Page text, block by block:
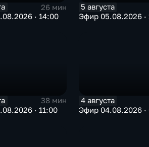
26 мин
· 14:00
5 августа
Эфир 05.08.2026 ·
38 мин
· 11:00
4 августа
Эфир 04.08.2026 ·